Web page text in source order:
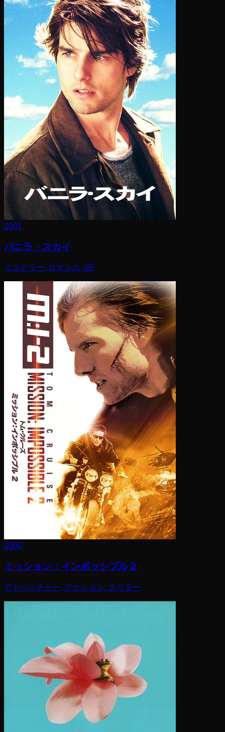
2001
バニラ・スカイ
ミステリー, ロマンス, SF
2000
ミッション：インポッシブル２
アドベンチャー, アクション, スリラー